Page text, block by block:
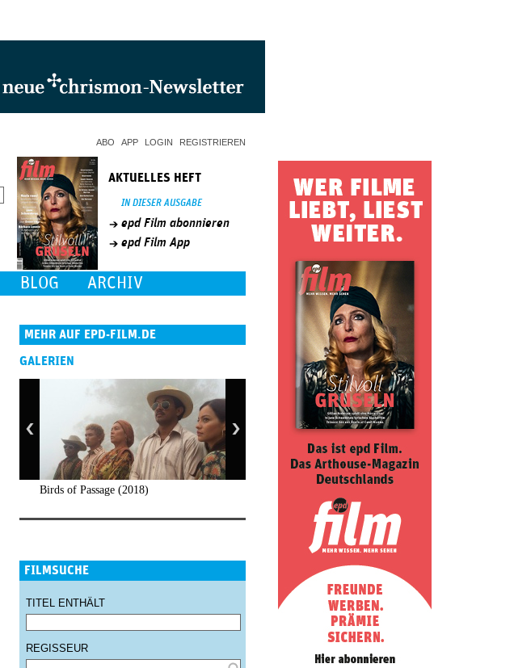
ABO APP LOGIN REGISTRIEREN
AKTUELLES HEFT
IN DIESER AUSGABE
epd Film abonnieren
epd Film App
BLOG ARCHIV
MEHR AUF EPD-FILM.DE
GALERIEN
Birds of Passage (2018)
FILMSUCHE
TITEL ENTHÄLT
REGISSEUR